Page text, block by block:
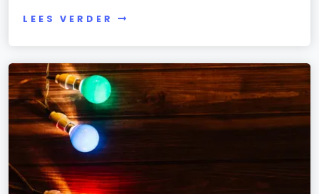
LEES VERDER